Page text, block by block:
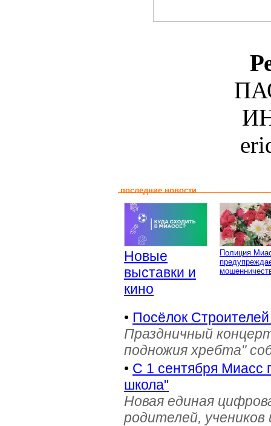
последние новости
Новые
выставки и
кино
Полиция
• Посёлок
Праздничный
подножия хребта"
• С 1 сентября Миасс
школа"
Новая единая
родителей, учеников